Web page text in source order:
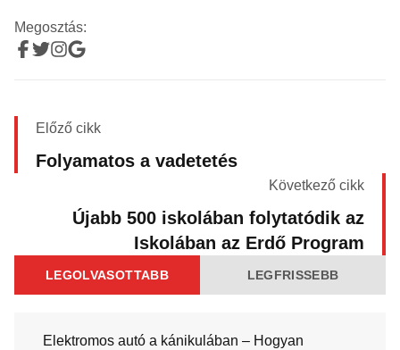
Megosztás:
Előző cikk
Folyamatos a vadetetés
Következő cikk
Újabb 500 iskolában folytatódik az
Iskolában az Erdő Program
LEGOLVASOTTABB LEGFRISSEBB
Elektromos autó a kánikulában – Hogyan